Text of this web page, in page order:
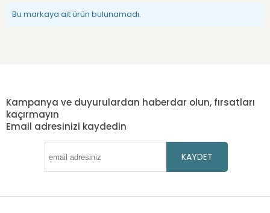
Bu markaya ait ürün bulunamadı.
Kampanya ve duyurulardan haberdar olun, fırsatları
kaçırmayın
Email adresinizi kaydedin
KAYDET